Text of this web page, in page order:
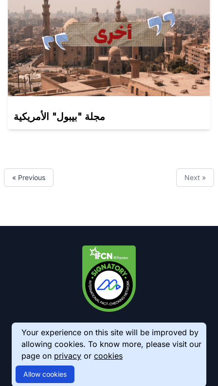
مجلة "بيبول" الأمريكية
« Previous Next »
Your experience on this site will be improved by
allowing cookies. To know more, please visit our
page on privacy or cookies
Allow cookies
© 2026 AkhbarMeter. All Rights Reserved